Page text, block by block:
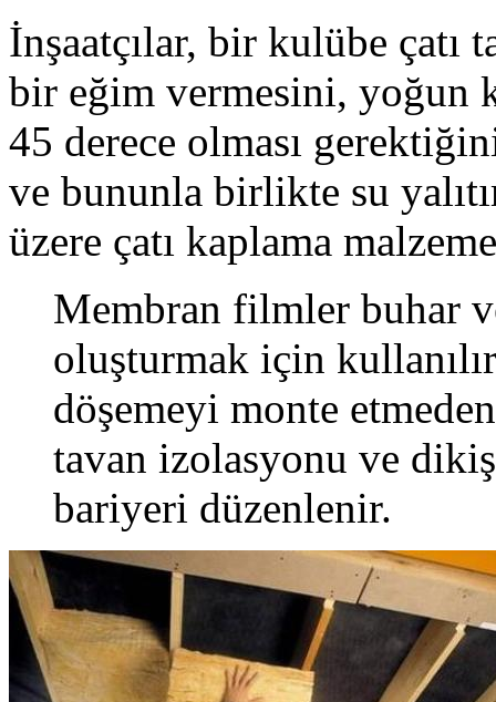
İnşaatçılar, bir kulübe çatı
bir eğim vermesini, yoğun
45 derece olması
ve bununla birlikte su
üzere çatı kaplama
Membran filmler buhar
oluşturmak için
döşemeyi monte
tavan izolasyonu ve dikiş
bariyeri düzenlenir.